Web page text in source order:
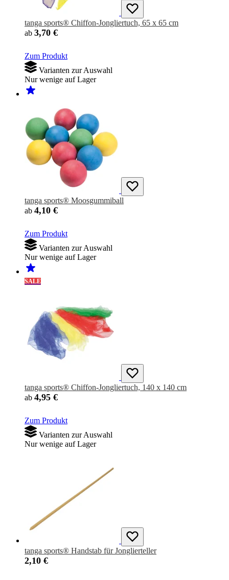
tanga sports® Chiffon-Jongliertuch, 65 x 65 cm
ab 3,70 €
Zum Produkt
Varianten zur Auswahl
Nur wenige auf Lager
tanga sports® Moosgummiball
ab 4,10 €
Zum Produkt
Varianten zur Auswahl
Nur wenige auf Lager
SALE
tanga sports® Chiffon-Jongliertuch, 140 x 140 cm
ab 4,95 €
Zum Produkt
Varianten zur Auswahl
Nur wenige auf Lager
tanga sports® Handstab für Jonglierteller
2,10 €